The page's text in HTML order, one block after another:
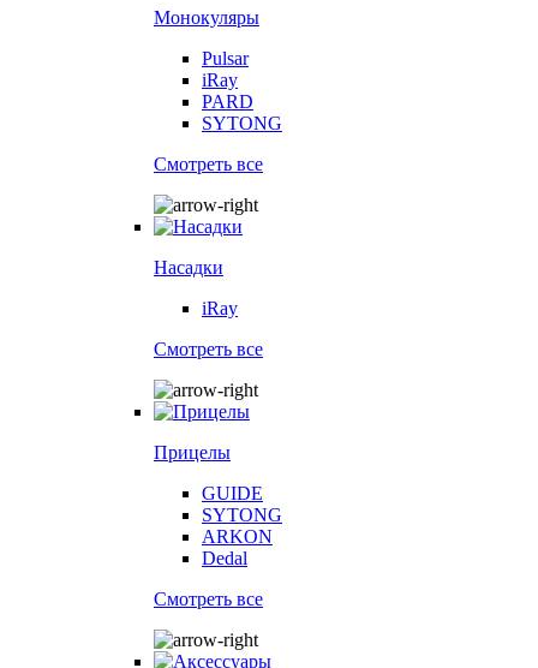
Монокуляры
Pulsar
iRay
PARD
SYTONG
Смотреть все
Насадки
iRay
Смотреть все
Прицелы
GUIDE
SYTONG
ARKON
Dedal
Смотреть все